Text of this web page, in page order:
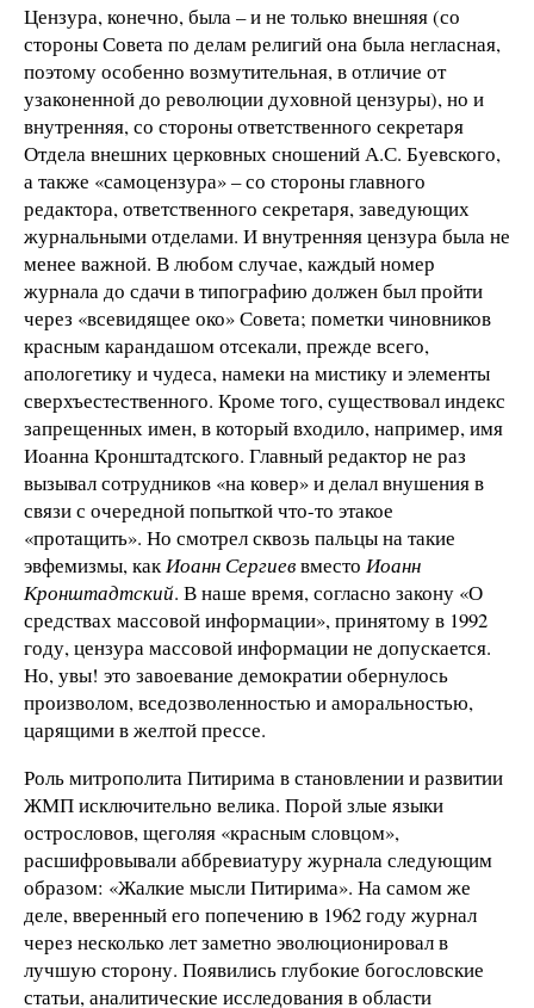
Цензура, конечно, была – и не только внешняя (со
стороны Совета по делам религий она была негласная,
поэтому особенно возмутительная, в отличие от
узаконенной до революции духовной цензуры), но и
внутренняя, со стороны ответственного секретаря
Отдела внешних церковных сношений А.С. Буевского,
а также «самоцензура» – со стороны главного
редактора, ответственного секретаря, заведующих
журнальными отделами. И внутренняя цензура была не
менее важной. В любом случае, каждый номер
журнала до сдачи в типографию должен был пройти
через «всевидящее око» Совета; пометки чиновников
красным карандашом отсекали, прежде всего,
апологетику и чудеса, намеки на мистику и элементы
сверхъестественного. Кроме того, существовал индекс
запрещенных имен, в который входило, например, имя
Иоанна Кронштадтского. Главный редактор не раз
вызывал сотрудников «на ковер» и делал внушения в
связи с очередной попыткой что-то этакое
«протащить». Но смотрел сквозь пальцы на такие
эвфемизмы, какИоанн Сергиеввместо Иоанн
Кронштадтский. В наше время, согласно закону «О
средствах массовой информации», принятому в 1992
году, цензура массовой информации не допускается.
Но, увы! это завоевание демократии обернулось
произволом, вседозволенностью и аморальностью,
царящими в желтой прессе.
Роль митрополита Питирима в становлении и развитии
ЖМП исключительно велика. Порой злые языки
острословов, щеголяя «красным словцом»,
расшифровывали аббревиатуру журнала следующим
образом: «Жалкие мысли Питирима». На самом же
деле, вверенный его попечению в 1962 году журнал
через несколько лет заметно эволюционировал в
лучшую сторону. Появились глубокие богословские
статьи, аналитические исследования в области